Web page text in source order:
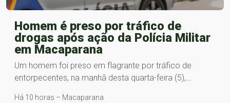
Homem é preso por tráfico de
drogas após ação da Polícia Militar
em Macaparana
Um homem foi preso em flagrante por tráfico de
entorpecentes, na manhã desta quarta-feira (5),…
Há 10 horas – Macaparana